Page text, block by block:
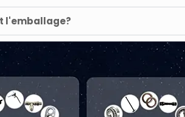
l'emballage?